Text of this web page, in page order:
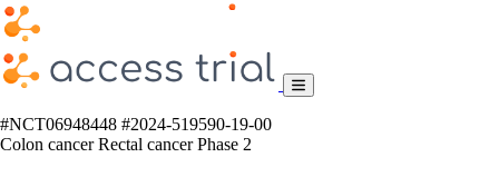
#NCT06948448 #2024-519590-19-00
Colon cancerRectal cancerPhase 2